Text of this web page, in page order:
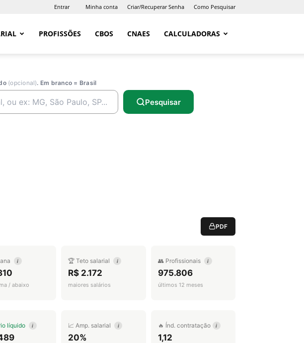
Entrar Minha conta Criar/Recuperar Senha Como Pesquisar
PROFISSÕES CBOS CNAES CALCULADORAS
(opcional). Em branco = Brasil
Pesquisar
PDF
i
/ abaixo
🏆 Teto salarial i
R$ 2.172
maiores salários
👥 Profissionais i
975.806
últimos 12 meses
líquido i 📈 Amp. salarial i
20%
🔥 Índ. contratação i
1,12